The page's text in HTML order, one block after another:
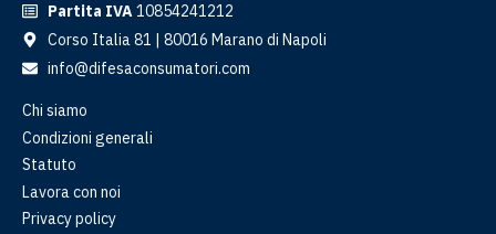
Partita IVA10854241212
Corso Italia 81 | 80016 Marano di Napoli
info@difesaconsumatori.com
Chi siamo
Condizioni generali
Statuto
Lavora con noi
Privacy policy